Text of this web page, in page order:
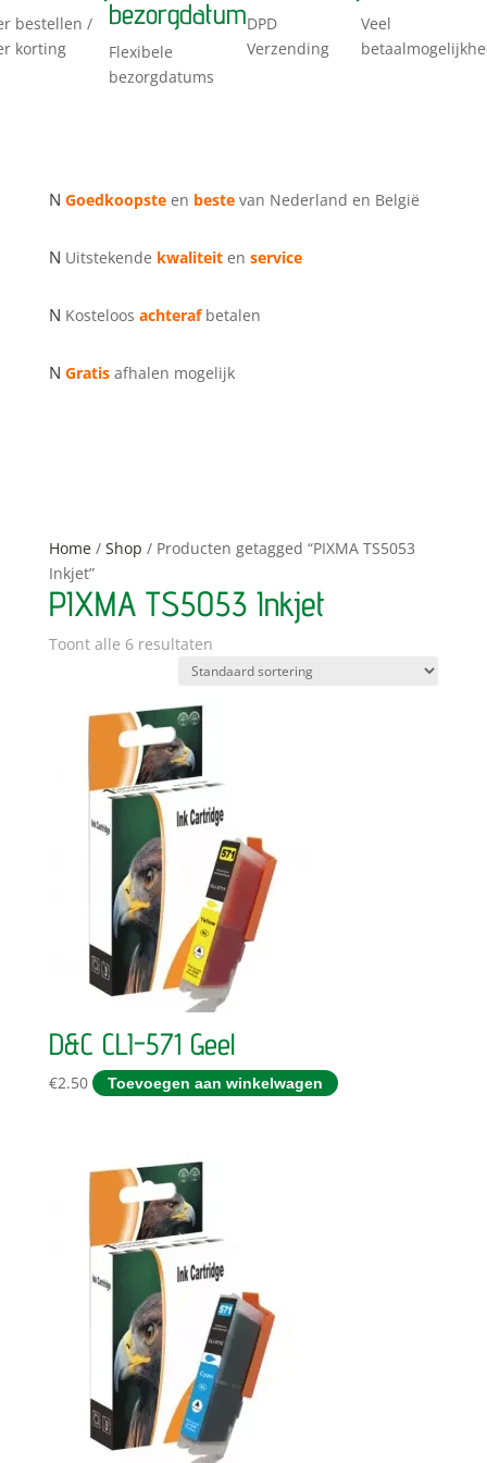
bestellen /
korting
bezorgdatum
Flexibele
bezorgdatums
DPD
Verzending
Veel
N Goedkoopsteen bestevan Nederland en België
N Uitstekende kwaliteiten service
N Kosteloos achteraf betalen
N Gratis afhalen mogelijk
Home/ Shop / Producten getagged “PIXMA TS5053
Inkjet”
PIXMA TS5053 Inkjet
Toont alle 6 resultaten
D&C CLI-571 Geel
€2.50 Toevoegen aan winkelwagen